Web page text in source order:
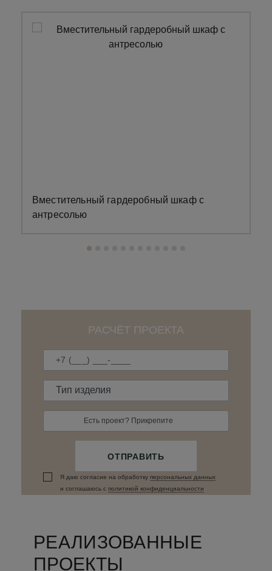
Вместительный гардеробный шкаф с
антресолью
РАСЧЁТ ПРОЕКТА
Есть проект? Прикрепите
ОТПРАВИТЬ
Я даю согласие на обработку персональных данныx
и соглашаюсь c политикой конфиденциальности
РЕАЛИЗОВАННЫЕ
ПРОЕКТЫ